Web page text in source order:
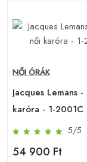
NŐI ÓRÁK
Jacques Lemans
karóra - 1-2001C
5/5
54 900 Ft